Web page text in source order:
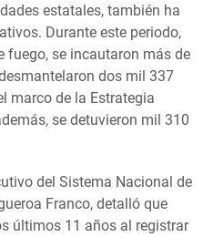
estatales, también ha
Durante este periodo,
fuego, se incautaron más de
dos mil 337
marco de la Estrategia
se detuvieron mil 310
del Sistema Nacional de
Franco, detalló que
últimos 11 años al registrar